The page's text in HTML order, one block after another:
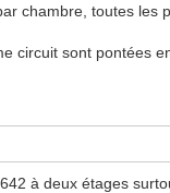
chambre, toutes les
circuit sont pontées
à deux étages